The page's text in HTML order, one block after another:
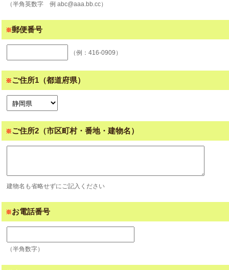
（半角英数字 例 abc@aaa.bb.cc）
※郵便番号
（例：416-0909）
※ご住所1（都道府県）
※ご住所2（市区町村・番地・建物名）
建物名も省略せずにご記入ください
※お電話番号
（半角数字）